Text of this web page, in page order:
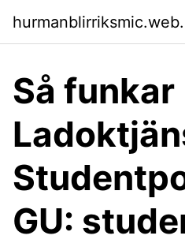
Så funkar
GU: